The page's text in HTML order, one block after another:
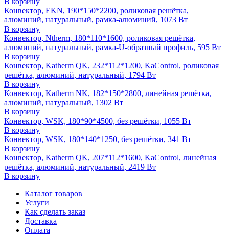
Конвектор, EKN, 190*150*2200, роликовая решётка,
алюминий, натуральный, рамка-алюминий, 1073 Вт
В корзину
Конвектор, Ntherm, 180*110*1600, роликовая решётка,
алюминий, натуральный, рамка-U-образный профиль, 595 Вт
В корзину
Конвектор, Katherm QK, 232*112*1200, KaControl, роликовая
решётка, алюминий, натуральный, 1794 Вт
В корзину
Конвектор, Katherm NK, 182*150*2800, линейная решётка,
алюминий, натуральный, 1302 Вт
В корзину
Конвектор, WSK, 180*90*4500, без решётки, 1055 Вт
В корзину
Конвектор, WSK, 180*140*1250, без решётки, 341 Вт
В корзину
Конвектор, Katherm QK, 207*112*1600, KaControl, линейная
решётка, алюминий, натуральный, 2419 Вт
В корзину
Каталог товаров
Услуги
Как сделать заказ
Доставка
Оплата